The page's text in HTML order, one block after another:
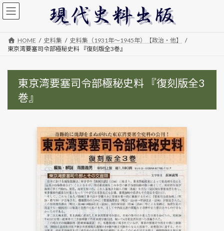
コ
ン
ナ
ビ
HOME 史料集
史料集（1931年～1945年）【政治・他】
東京湾要塞司令部極秘史料 『復刻版全3巻』
東京湾要塞司令部極秘史料 『復刻版全3
巻』